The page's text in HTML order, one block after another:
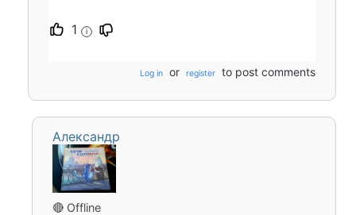
1 i
Log in or register to post comments
Александр
🔴 Offline